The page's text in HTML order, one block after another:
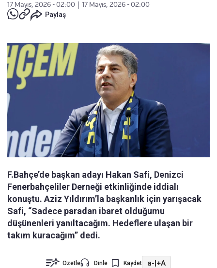
17 Mayıs, 2026 - 02:00
17 Mayıs, 2026 - 02:00
Paylaş
F.Bahçe’de başkan adayı Hakan Safi, Denizci
Fenerbahçeliler Derneği etkinliğinde iddialı
konuştu. Aziz Yıldırım’la başkanlık için yarışacak
Safi, “Sadece paradan ibaret olduğumu
düşünenleri yanıltacağım. Hedeflere ulaşan bir
takım kuracağım” dedi.
Özetle Dinle Kaydet a-|+A